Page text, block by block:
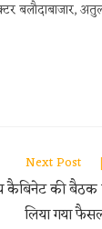
बलौदाबाजार,
Next Post
कैबिनेट की
लिया गया